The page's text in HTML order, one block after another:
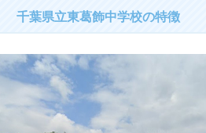
千葉県立東葛飾中学校の特徴